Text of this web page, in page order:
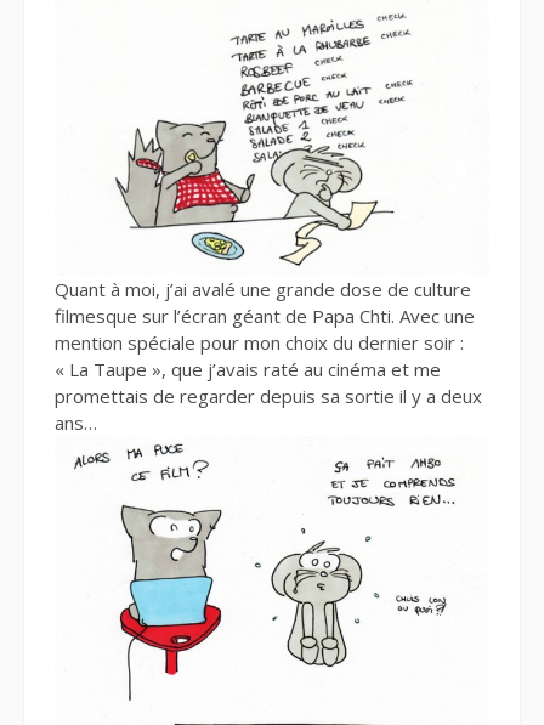
Quant à moi, j’ai avalé une grande dose de culture
filmesque sur l’écran géant de Papa Chti. Avec une
mention spéciale pour mon choix du dernier soir :
« La Taupe », que j’avais raté au cinéma et me
promettais de regarder depuis sa sortie il y a deux
ans…